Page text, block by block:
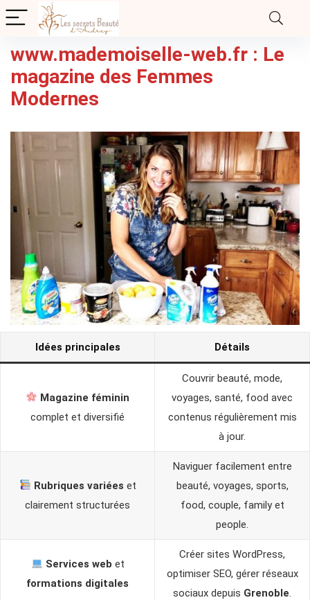
www.mademoiselle-web.fr​ : Le
magazine des Femmes
Modernes
Idées principales Détails
Magazine féminin
complet et diversifié
Couvrir beauté, mode,
voyages, santé, food avec
contenus régulièrement mis
à jour.
Rubriques variées et
clairement structurées
Naviguer facilement entre
beauté, voyages, sports,
food, couple, family et
people.
Services web et
formations digitales
Créer sites WordPress,
optimiser SEO, gérer réseaux
sociaux depuis Grenoble.